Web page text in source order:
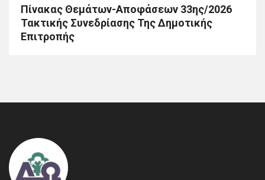
Πίνακας Θεμάτων-Αποφάσεων 33ης/2026
Τακτικής Συνεδρίασης Της Δημοτικής
Επιτροπής